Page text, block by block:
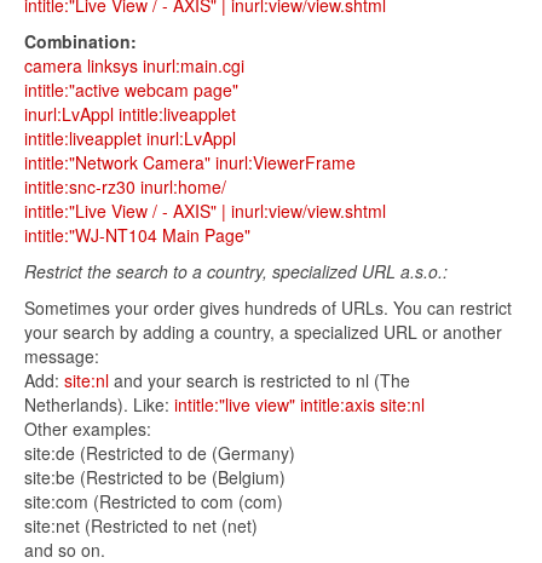
intitle:"Live View / - AXIS" | inurl:view/view.shtml
Combination:
camera linksys inurl:main.cgi
intitle:"active webcam page"
inurl:LvAppl intitle:liveapplet
intitle:liveapplet inurl:LvAppl
intitle:"Network Camera" inurl:ViewerFrame
intitle:snc-rz30 inurl:home/
intitle:"Live View / - AXIS" | inurl:view/view.shtml
intitle:"WJ-NT104 Main Page"
Restrict the search to a country, specialized URL a.s.o.:
Sometimes your order gives hundreds of URLs. You can restrict
your search by adding a country, a specialized URL or another
message:
Add: site:nl and your search is restricted to nl (The
Netherlands). Like: intitle:"live view" intitle:axis site:nl
Other examples:
site:de (Restricted to de (Germany)
site:be (Restricted to be (Belgium)
site:com (Restricted to com (com)
site:net (Restricted to net (net)
and so on.